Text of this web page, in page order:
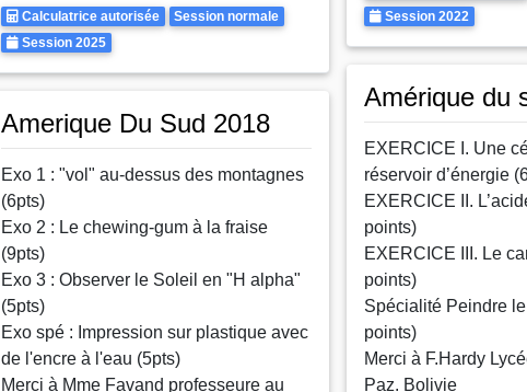
Calculatrice
Autorisee
Calculatrice autorisée Rattrapages
Session normale
Annee
Session 2025
Autorisee
Annee
Session 2022
Amérique du
EXERCICE I. Une
réservoir d’énergie
EXERCICE II.
points)
EXERCICE III. Le
points)
Spécialité Peindre
points)
Merci à F.Hardy
Paz. Bolivie
Amerique Du Sud 2018
Exo 1 : "vol" au-dessus des montagnes
(6pts)
Exo 2 : Le chewing-gum à la fraise
(9pts)
Exo 3 : Observer le Soleil en "H alpha"
(5pts)
Exo spé : Impression sur plastique avec
de l'encre à l'eau (5pts)
Merci à Mme Favand professeure au